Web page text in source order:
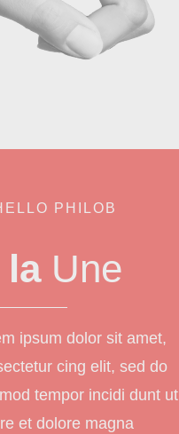
PHILOB
laUne
ipsum dolor sit amet,
cing elit, sed do
tempor incidi dunt ut
et dolore magna